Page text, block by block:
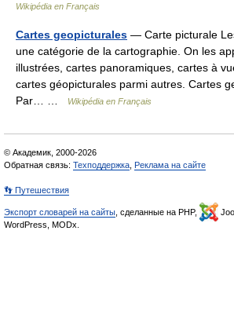
Wikipédia en Français
Cartes geopicturales — Carte picturale
une catégorie de la cartographie. On les
illustrées, cartes panoramiques, cartes à
cartes géopicturales parmi autres. Cartes
Par… …
Wikipédia en Français
© Академик, 2000-2026
Обратная связь: Техподдержка Реклама на сайте
👣 Путешествия
Экспорт словарей на сайты , сделанные на PHP,
WordPress, MODx.